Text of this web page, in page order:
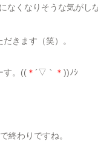
なくなりそうな気がし
きます（笑）。
す。(( ＊ ´▽｀ ＊ ))ﾉｼ
終わりですね。